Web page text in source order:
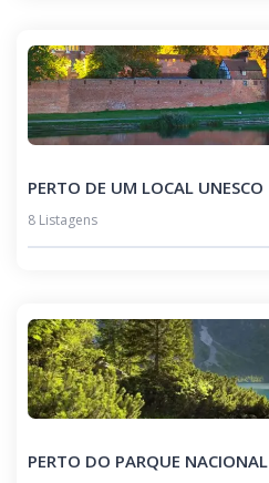
PERTO DE UM LOCAL UNESCO
8 Listagens
PERTO DO PARQUE NACIONAL